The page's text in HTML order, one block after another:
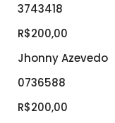
3743418
R$200,00
Jhonny Azevedo
0736588
R$200,00